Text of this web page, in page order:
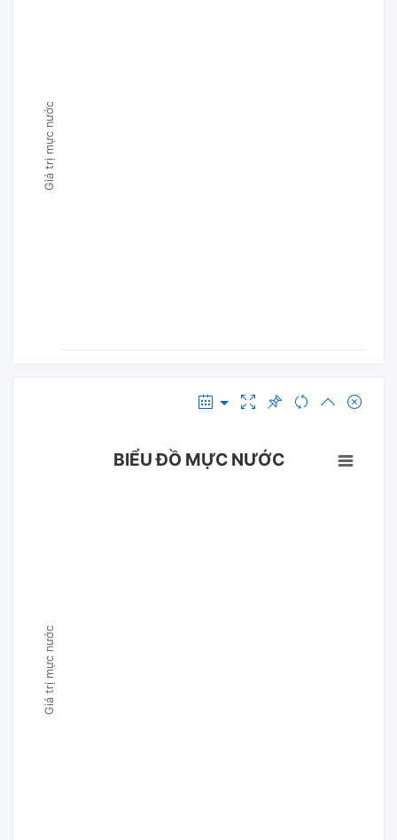
Giá trị mực nước
Giá trị mực nước
BIỂU ĐỒ MỰC NƯỚC